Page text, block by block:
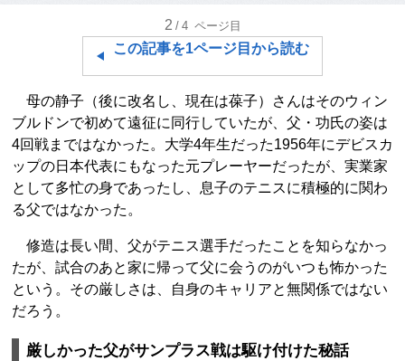
2 /4 ページ目
この記事を1ページ目から読む
母の静子（後に改名し、現在は葆子）さんはそのウィン
ブルドンで初めて遠征に同行していたが、父・功氏の姿は
4回戦まではなかった。大学4年生だった1956年にデビスカ
ップの日本代表にもなった元プレーヤーだったが、実業家
として多忙の身であったし、息子のテニスに積極的に関わ
る父ではなかった。
修造は長い間、父がテニス選手だったことを知らなかっ
たが、試合のあと家に帰って父に会うのがいつも怖かった
という。その厳しさは、自身のキャリアと無関係ではない
だろう。
厳しかった父がサンプラス戦は駆け付けた秘話